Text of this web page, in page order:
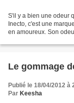
S'il y a bien une odeur
Inecto, c'est une
en amoureux. Son
Le gommage
Publié le 18/04/2012 à
Par Keesha